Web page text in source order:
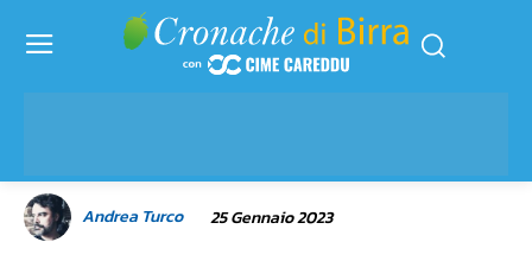
Andrea Turco 25 Gennaio 2023